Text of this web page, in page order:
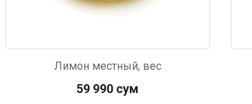
Лимон местный, вес
59 990 сум